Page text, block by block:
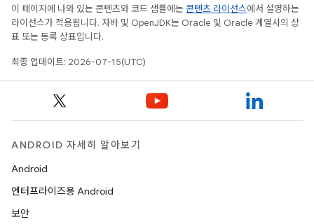
이 페이지에 나와 있는 콘텐츠와 코드 샘플에는 콘텐츠 라이선스에서 설명하는
라이선스가 적용됩니다. 자바 및 OpenJDK는 Oracle 및 Oracle 계열사의 상
표 또는 등록 상표입니다.
최종 업데이트: 2026-07-15(UTC)
ANDROID 자세히 알아보기
Android
엔터프라이즈용 Android
보안